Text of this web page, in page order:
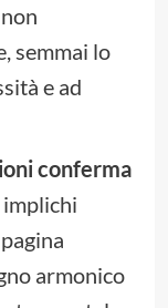
semmai lo
e ad
conferma
armonico